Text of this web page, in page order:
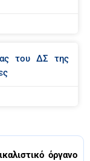
του ΔΣ της
όργανο